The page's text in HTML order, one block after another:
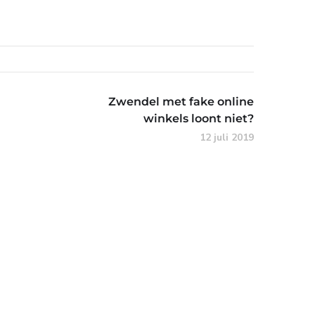
Zwendel met fake online
winkels loont niet?
12 juli 2019